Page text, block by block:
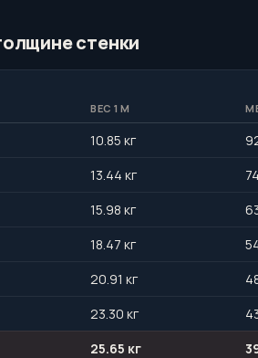
стенки
ВЕС 1 М
10.85 кг
13.44 кг
15.98 кг
18.47 кг
20.91 кг
23.30 кг
25.65 кг